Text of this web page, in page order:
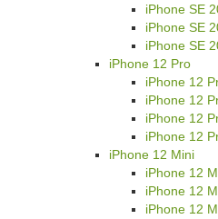
iPhone SE
iPhone SE
iPhone SE
iPhone 12 Pro
iPhone 12
iPhone 12
iPhone 12
iPhone 12
iPhone 12 Mini
iPhone 12
iPhone 12
iPhone 12